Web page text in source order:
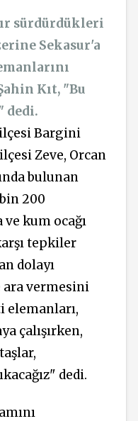
sürdürdükleri
Sekasur'a
Kıt, "Bu
dedi.
Bargini
Zeve, Orcan
bulunan
200
kum ocağı
tepkiler
dolayı
vermesini
elemanları,
çalışırken,
dedi.